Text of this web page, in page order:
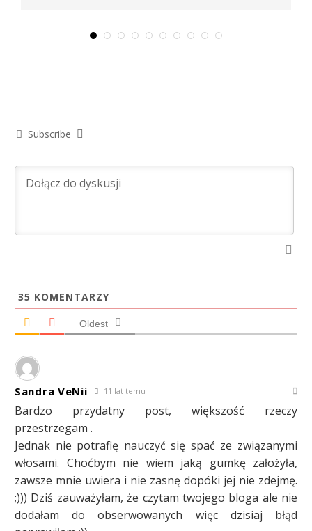
listopad 29, 2025
Subscribe
35 KOMENTARZY
Oldest
Sandra VeNii 11 lat temu
Bardzo przydatny post, większość rzeczy
przestrzegam .
Jednak nie potrafię nauczyć się spać ze związanymi
włosami. Choćbym nie wiem jaką gumkę założyła,
zawsze mnie uwiera i nie zasnę dopóki jej nie zdejmę.
;))) Dziś zauważyłam, że czytam twojego bloga ale nie
dodałam do obserwowanych więc dzisiaj błąd